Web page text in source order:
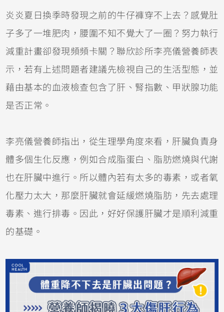
炎炎夏日換季時發現之前的牛仔褲穿不上去？感覺肚
子多了一堆肥肉，腰圍不知不覺大了一圈？努力執行
減重計畫卻發現頻頻卡關？聯欣診所李亮儀營養師表
示，若有上述問題者建議先檢視自己的生活型態，並
藉由基本的血液檢查包含了肝、腎指數、甲狀腺功能
是否正常。
李亮儀營養師指出，從生理學角度來看，肝臟負責身
體多個生化反應，例如合成脂蛋白、脂肪燃燒與代謝
也在肝臟中進行。所以體內若有太多的毒素，或者氧
化壓力太大，那麼肝臟就會延緩燃燒脂肪，先去處理
毒素、進行排毒。因此，好好保護肝臟才是順利減重
的基礎。